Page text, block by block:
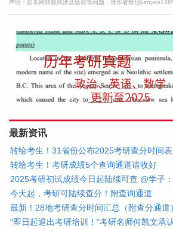
声明：如本网转载稿涉及版权等问题，请作者致信
最新资讯
转给考生！31省份公布2025考研查分时间表
转给考生！考研成绩5个查询通道请收好
2025考研初试成绩今日起陆续可查 @学子：
今天起，考研可陆续查分！附查询通道
最新！28地考研查分时间汇总（附查分通道）
“即日起退出考研培训！”考研名师何凯文承